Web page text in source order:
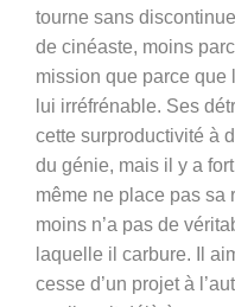
tourne sans
de cinéaste, moins
mission que parce que
lui irréfrénable. Ses
cette surproductivité à
du génie, mais il y a
même ne place pas sa
moins n’a pas de
laquelle il carbure. Il
cesse d’un projet à